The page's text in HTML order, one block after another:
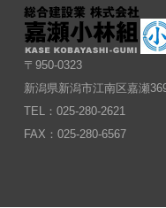
〒950-0323
新潟県新潟市江南区嘉瀬
TEL：025-280-2621
FAX：025-280-6567